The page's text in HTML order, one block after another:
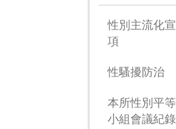
性別主流化
項
性騷擾防治
本所性別平
小組會議紀錄